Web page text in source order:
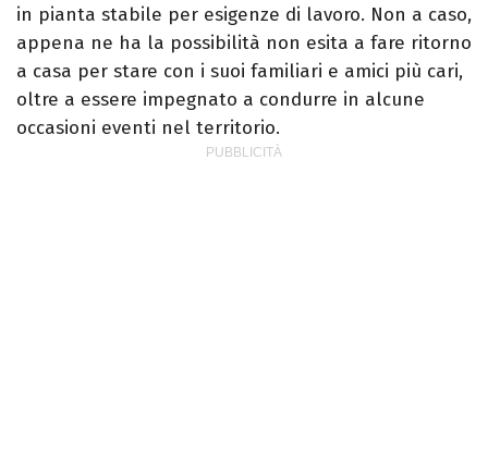
in pianta stabile per esigenze di lavoro. Non a caso,
appena ne ha la possibilità non esita a fare ritorno
a casa per stare con i suoi familiari e amici più cari,
oltre a essere impegnato a condurre in alcune
occasioni eventi nel territorio.